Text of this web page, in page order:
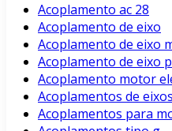
Acoplamento ac 28
Acoplamento de eixo
Acoplamento de eixo
Acoplamento de eixo
Acoplamento motor
Acoplamentos de eixos
Acoplamentos para